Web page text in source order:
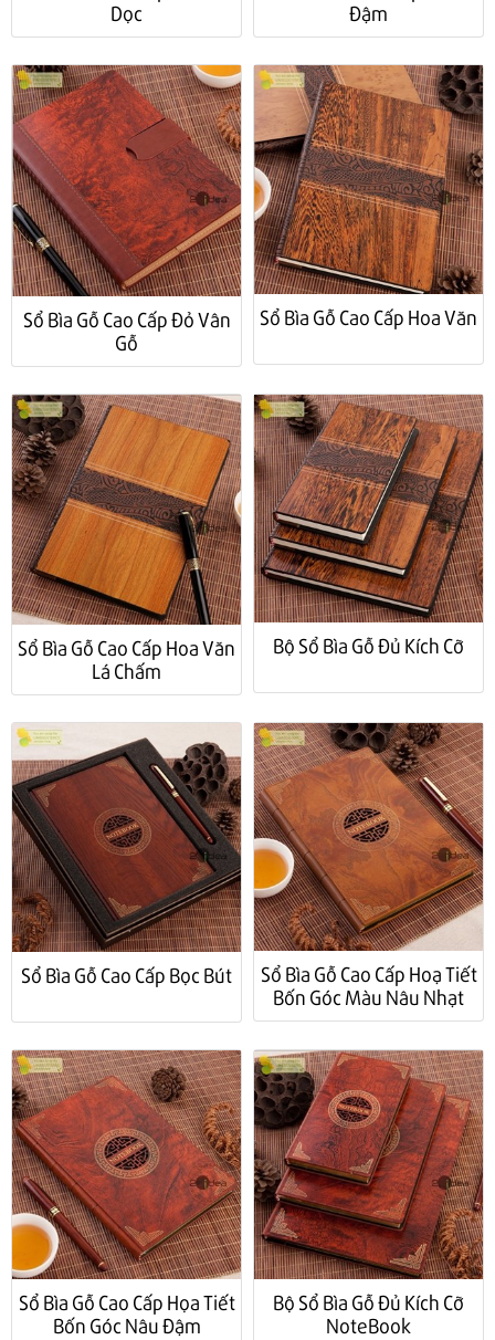
Dọc
Đậm
Sổ Bìa Gỗ Cao Cấp Đỏ Vân
Gỗ
Sổ Bìa Gỗ Cao Cấp Hoa Văn
Sổ Bìa Gỗ Cao Cấp Hoa Văn
Lá Chấm
Bộ Sổ Bìa Gỗ Đủ Kích Cỡ
Sổ Bìa Gỗ Cao Cấp Bọc Bút
Sổ Bìa Gỗ Cao Cấp Hoạ Tiết
Bốn Góc Màu Nâu Nhạt
Sổ Bìa Gỗ Cao Cấp Họa Tiết
Bốn Góc Nâu Đậm
Bộ Sổ Bìa Gỗ Đủ Kích Cỡ
NoteBook